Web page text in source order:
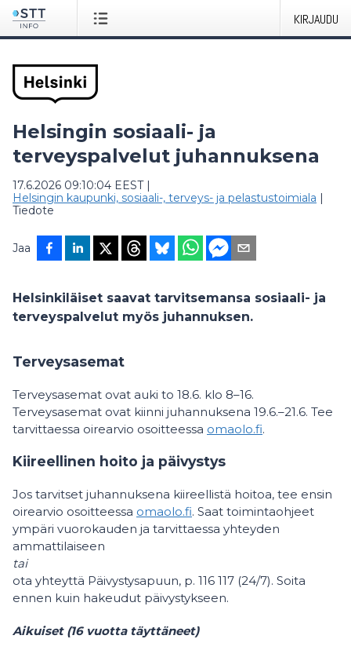
KIRJAUDU
Helsingin sosiaali- ja
terveyspalvelut juhannuksena
17.6.2026 09:10:04 EEST|
Helsingin kaupunki, sosiaali-, terveys- ja pelastustoimiala |
Tiedote
Jaa
Helsinkiläiset saavat tarvitsemansa sosiaali- ja
terveyspalvelut myös juhannuksen.
Terveysasemat
Terveysasemat ovat auki to 18.6. klo 8–16.
Terveysasemat ovat kiinni juhannuksena 19.6.–21.6. Tee
tarvittaessa oirearvio osoitteessa omaolo.fi.
Kiireellinen hoito ja päivystys
Jos tarvitset juhannuksena kiireellistä hoitoa, tee ensin
oirearvio osoitteessa omaolo.fi. Saat toimintaohjeet
ympäri vuorokauden ja tarvittaessa yhteyden
ammattilaiseen
tai
ota yhteyttä Päivystysapuun, p. 116 117 (24/7). Soita
ennen kuin hakeudut päivystykseen.
Aikuiset (16 vuotta täyttäneet)